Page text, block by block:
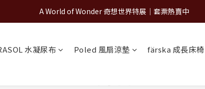
A World of Wonder 奇想世界特展｜套票熱賣中
A World of Wonder 奇想世界特展｜套票熱賣中
A World of Wonder 奇想世界特展｜套票熱賣中
水凝尿布 Poled 風扇涼墊 färska 成長床椅